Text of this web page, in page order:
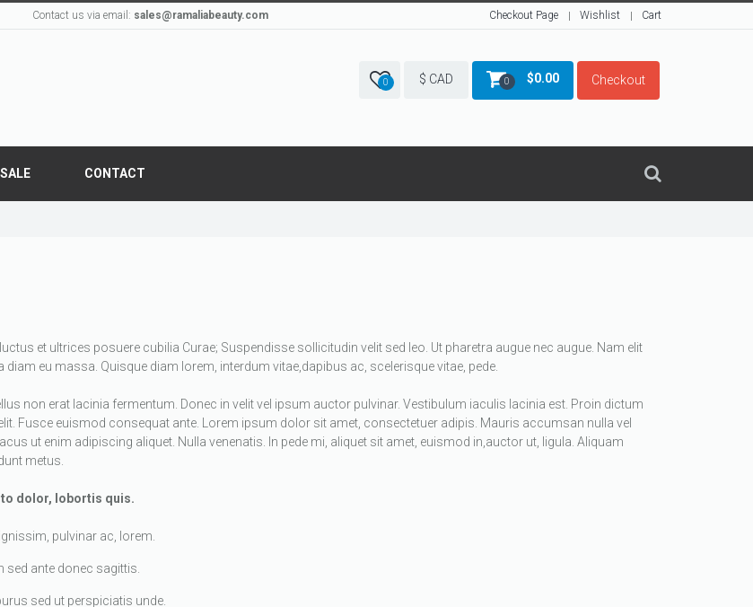
Contact us via email: sales@ramaliabeauty.com Checkout Page Wishlist Cart
0 $ CAD 0 $0.00 Checkout
CONTACT
et ultrices posuere cubilia Curae; Suspendisse sollicitudin velit sed leo. Ut pharetra augue nec augue. Nam elit
eu massa. Quisque diam lorem, interdum vitae,dapibus ac, scelerisque vitae, pede.
non erat lacinia fermentum. Donec in velit vel ipsum auctor pulvinar. Vestibulum iaculis lacinia est. Proin dictum
Fusce euismod consequat ante. Lorem ipsum dolor sit amet, consectetuer adipis. Mauris accumsan nulla vel
ut enim adipiscing aliquet. Nulla venenatis. In pede mi, aliquet sit amet, euismod in,auctor ut, ligula. Aliquam
metus.
dolor, lobortis quis.
pulvinar ac, lorem.
sed ante donec sagittis.
sed ut perspiciatis unde.